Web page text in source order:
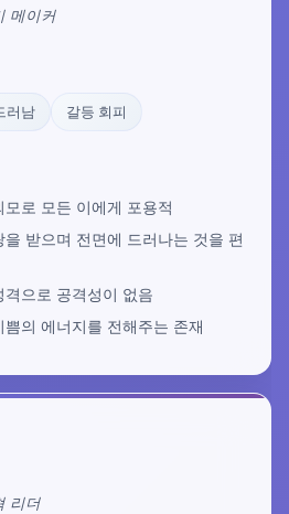
메이커
러남 갈등 회피
로 모든 이에게 포용적
받으며 전면에 드러나는 것을 편
으로 공격성이 없음
의 에너지를 전해주는 존재
리더